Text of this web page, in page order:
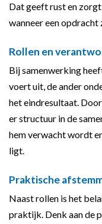
Dat geeft rust en
wanneer een
Rollen en
Bij samenwerking
voert uit, de ander
het eindresultaat.
er structuur in de
hem verwacht wordt
ligt.
Praktische
Naast rollen is het
praktijk. Denk aan de